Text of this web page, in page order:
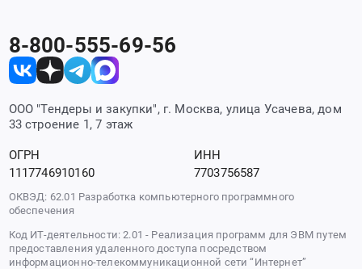
8-800-555-69-56
ООО "Тендеры и закупки", г. Москва, улица Усачева, дом
33 строение 1, 7 этаж
ОГРН
1117746910160
ИНН
7703756587
ОКВЭД: 62.01 Разработка компьютерного программного
обеспечения
Код ИТ-деятельности: 2.01 - Реализация программ для ЭВМ путем
предоставления удаленного доступа посредством
информационно-телекоммуникационной сети “Интернет”